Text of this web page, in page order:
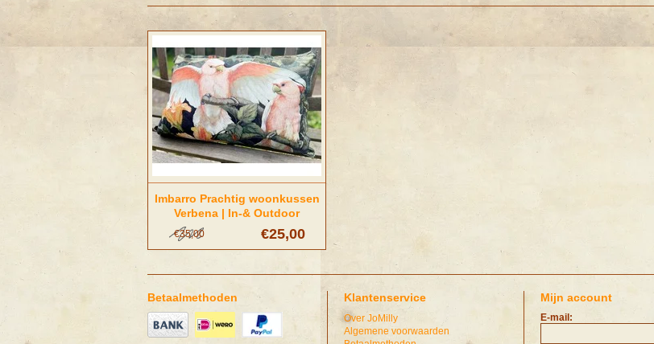
Imbarro Prachtig woonkussen
Verbena | In-& Outdoor
€25,00
€35,00
Betaalmethoden Klantenservice
Over JoMilly
Algemene voorwaarden
Mijn account
E-mail: